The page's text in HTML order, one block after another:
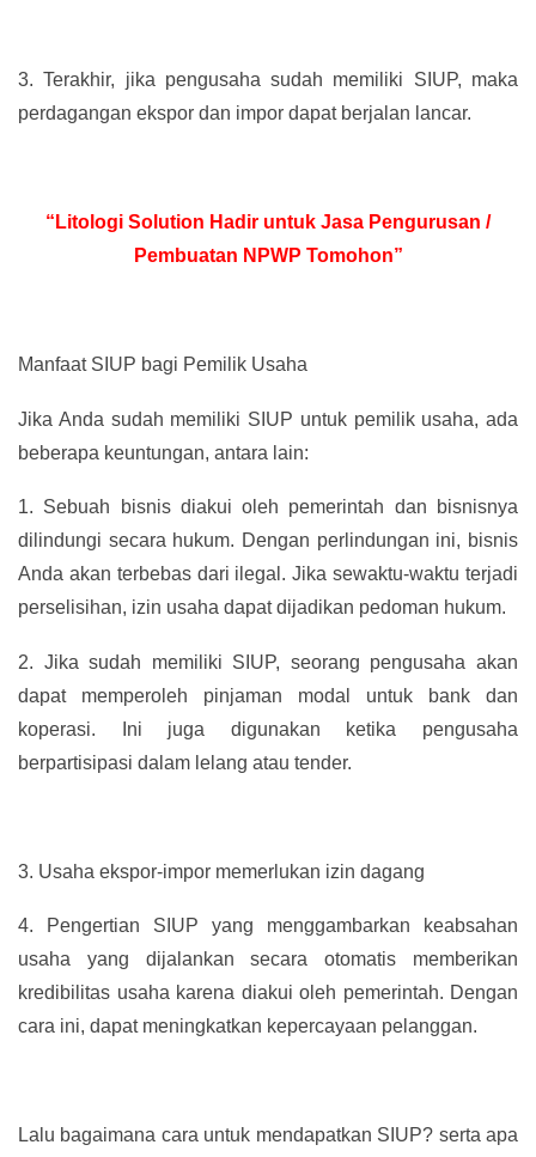
3. Terakhir, jika pengusaha sudah memiliki SIUP, maka
perdagangan ekspor dan impor dapat berjalan lancar.
“Litologi Solution Hadir untuk Jasa Pengurusan /
Pembuatan NPWP Tomohon”
Manfaat SIUP bagi Pemilik Usaha
Jika Anda sudah memiliki SIUP untuk pemilik usaha, ada
beberapa keuntungan, antara lain:
1. Sebuah bisnis diakui oleh pemerintah dan bisnisnya
dilindungi secara hukum. Dengan perlindungan ini, bisnis
Anda akan terbebas dari ilegal. Jika sewaktu-waktu terjadi
perselisihan, izin usaha dapat dijadikan pedoman hukum.
2. Jika sudah memiliki SIUP, seorang pengusaha akan
dapat memperoleh pinjaman modal untuk bank dan
koperasi. Ini juga digunakan ketika pengusaha
berpartisipasi dalam lelang atau tender.
3. Usaha ekspor-impor memerlukan izin dagang
4.
Pengertian SIUP yang menggambarkan keabsahan
usaha yang dijalankan secara otomatis memberikan
kredibilitas usaha karena diakui oleh pemerintah. Dengan
cara ini, dapat meningkatkan kepercayaan pelanggan.
Lalu bagaimana cara untuk mendapatkan SIUP? serta apa